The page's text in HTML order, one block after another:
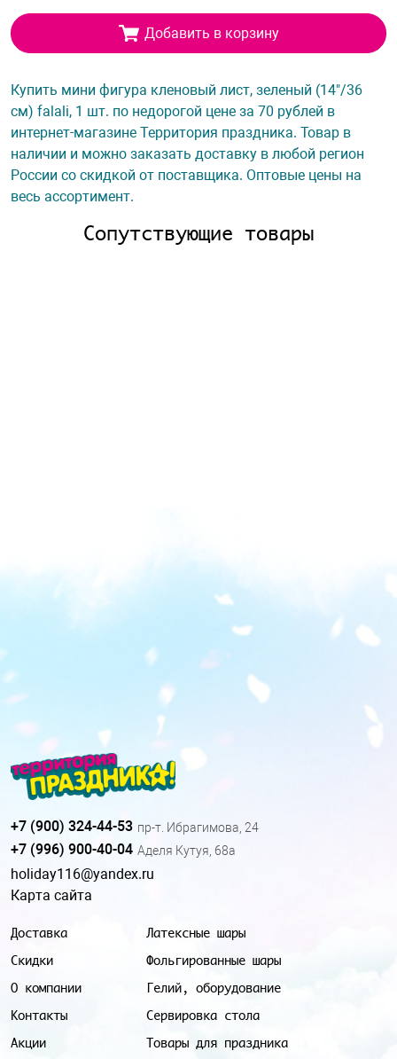
Добавить в корзину
Купить мини фигура кленовый лист, зеленый (14"/36
см) falali, 1 шт. по недорогой цене за 70 рублей в
интернет-магазине Территория праздника. Товар в
наличии и можно заказать доставку в любой регион
России со скидкой от поставщика. Оптовые цены на
весь ассортимент.
Сопутствующие товары
Доставка
Скидки
О компании
Контакты
Акции
Латексные шары
Фольгированные шары
Гелий, оборудование
Сервировка стола
Товары для праздника
+7 (900) 324-44-53 пр-т. Ибрагимова, 24
+7 (996) 900-40-04 Аделя Кутуя, 68а
holiday116@yandex.ru
Карта сайта